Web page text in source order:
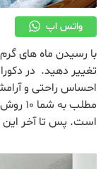
واتس اپ
با رسیدن ماه های
تغییر دهید. در
احساس راحتی و
مطلب
است. پس تا آخر این